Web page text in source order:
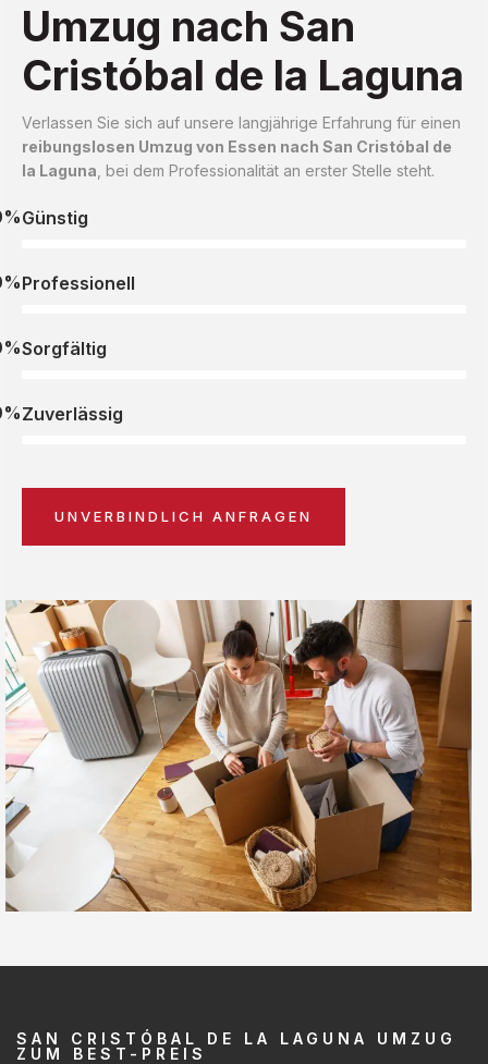
Umzug nach San
Cristóbal de la Laguna
Verlassen Sie sich auf unsere langjährige Erfahrung für einen
reibungslosen Umzug von Essen nach San Cristóbal de
la Laguna , bei dem Professionalität an erster Stelle steht.
Günstig
Professionell
Sorgfältig
Zuverlässig
UNVERBINDLICH ANFRAGEN
SAN CRISTÓBAL DE LA LAGUNA UMZUG
ZUM BEST-PREIS